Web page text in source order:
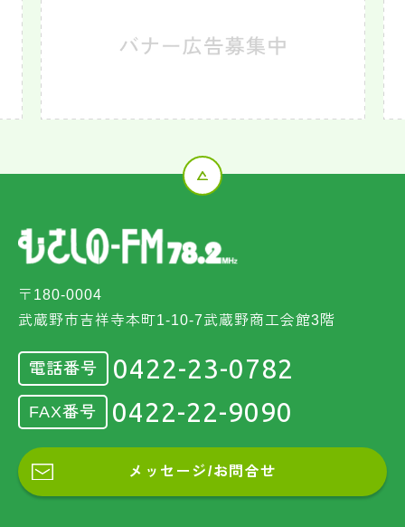
〒180-0004
武蔵野市吉祥寺本町1-10-7武蔵野商工会館3階
電話番号 0422-23-0782
FAX番号 0422-22-9090
メッセージ/お問合せ